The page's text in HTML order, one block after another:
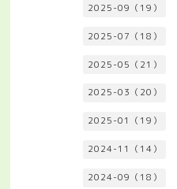
2025-09（19）
2025-07（18）
2025-05（21）
2025-03（20）
2025-01（19）
2024-11（14）
2024-09（18）